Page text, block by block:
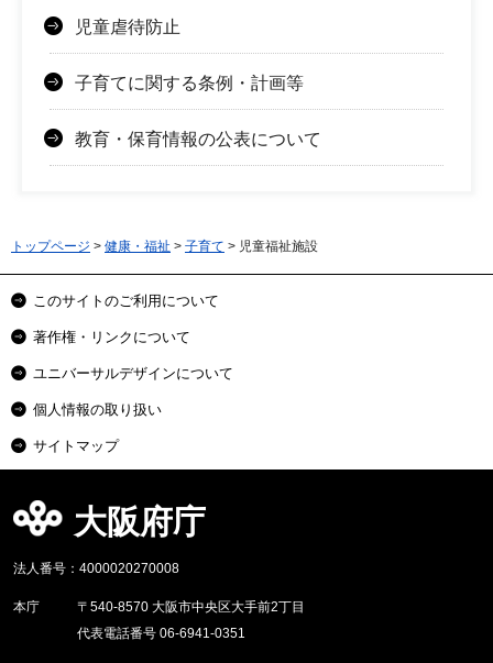
児童虐待防止
子育てに関する条例・計画等
教育・保育情報の公表について
トップページ > 健康・福祉 > 子育て > 児童福祉施設
このサイトのご利用について
著作権・リンクについて
ユニバーサルデザインについて
個人情報の取り扱い
サイトマップ
大阪府庁
法人番号：4000020270008
本庁
〒540-8570 大阪市中央区大手前2丁目
代表電話番号 06-6941-0351